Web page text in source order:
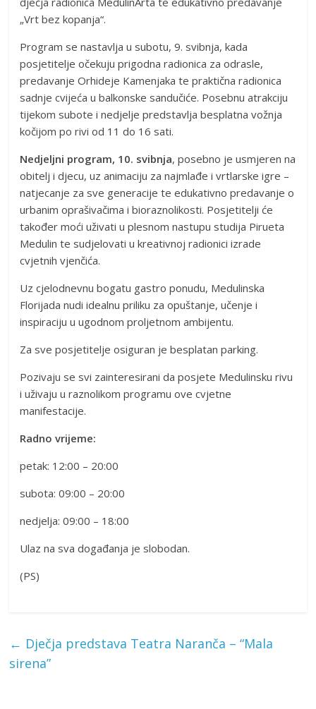
„Vrt bez kopanja“.
Program se nastavlja u subotu, 9. svibnja, kada
posjetitelje očekuju prigodna radionica za odrasle,
predavanje Orhideje Kamenjaka te praktična radionica
sadnje cvijeća u balkonske sandučiće. Posebnu atrakciju
tijekom subote i nedjelje predstavlja besplatna vožnja
kočijom po rivi od 11 do 16 sati.
Nedjeljni program, 10. svibnja, posebno je usmjeren na
obitelj i djecu, uz animaciju za najmlađe i vrtlarske igre –
natjecanje za sve generacije te edukativno predavanje o
urbanim oprašivačima i bioraznolikosti. Posjetitelji će
također moći uživati u plesnom nastupu studija Pirueta
Medulin te sudjelovati u kreativnoj radionici izrade
cvjetnih vjenčića.
Uz cjelodnevnu bogatu gastro ponudu, Medulinska
Florijada nudi idealnu priliku za opuštanje, učenje i
inspiraciju u ugodnom proljetnom ambijentu.
Za sve posjetitelje osiguran je besplatan parking.
Pozivaju se svi zainteresirani da posjete Medulinsku rivu
i uživaju u raznolikom programu ove cvjetne
manifestacije.
Radno vrijeme:
petak: 12:00 – 20:00
subota: 09:00 – 20:00
nedjelja: 09:00 – 18:00
Ulaz na sva događanja je slobodan.
(PS)
← Dječja predstava Teatra Naranča – “Mala
sirena”